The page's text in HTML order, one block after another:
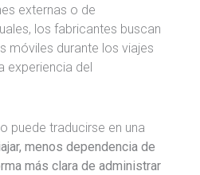
externas o de
los fabricantes buscan
móviles durante los viajes
experiencia del
puede traducirse en una
menos dependencia de
más clara de administrar